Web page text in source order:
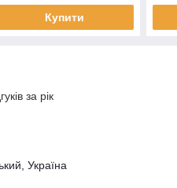
Купити
за рік
Україна